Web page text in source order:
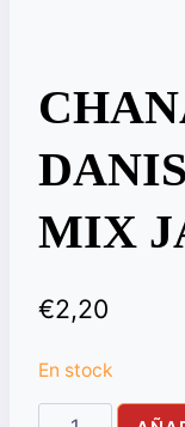
MIX
€2,20
En stock
CHANACHUR